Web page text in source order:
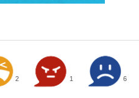
2 1 6